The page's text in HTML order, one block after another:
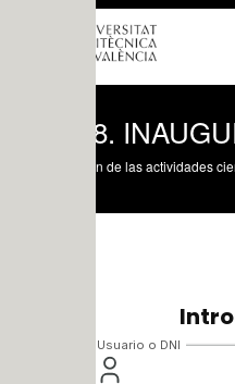
de las actividades científicas,